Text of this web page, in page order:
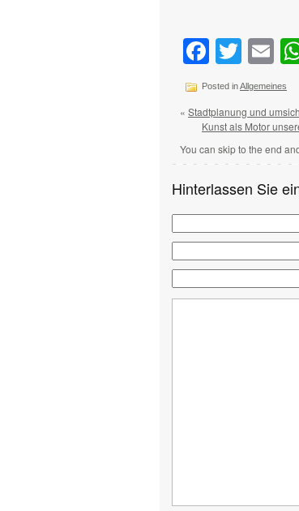
Posted inAllgemeines
« Stadtplanung und
Kunst als Motor
You can skip to the end
Hinterlassen Sie